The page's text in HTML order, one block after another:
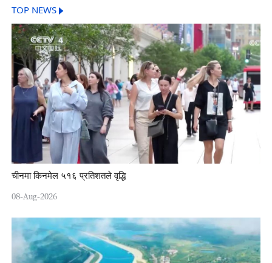
TOP NEWS
चीनमा किनमेल ५१६ प्रतिशतले वृद्धि
08-Aug-2026